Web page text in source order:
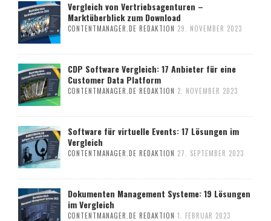
Vergleich von Vertriebsagenturen –
Marktüberblick zum Download
CONTENTMANAGER.DE REDAKTION 29. NOVEMBER 2023
CDP Software Vergleich: 17 Anbieter für eine
Customer Data Platform
CONTENTMANAGER.DE REDAKTION 2. NOVEMBER 2023
Software für virtuelle Events: 17 Lösungen im
Vergleich
CONTENTMANAGER.DE REDAKTION 27. SEPTEMBER 2023
Dokumenten Management Systeme: 19 Lösungen
im Vergleich
CONTENTMANAGER.DE REDAKTION 1. FEBRUAR 2023